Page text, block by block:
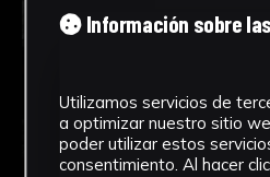
Información sobre
Utilizamos servicios de
a optimizar nuestro sitio
poder utilizar estos
consentimiento. Al hacer